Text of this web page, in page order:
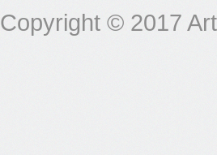
Copyright © 2017